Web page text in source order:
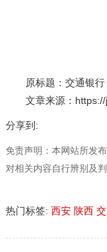
原标题：交通银行
文章来源：https://
分享到:
免责声明：本网站所发
对相关内容自行辨别及
热门标签: 西安 陕西